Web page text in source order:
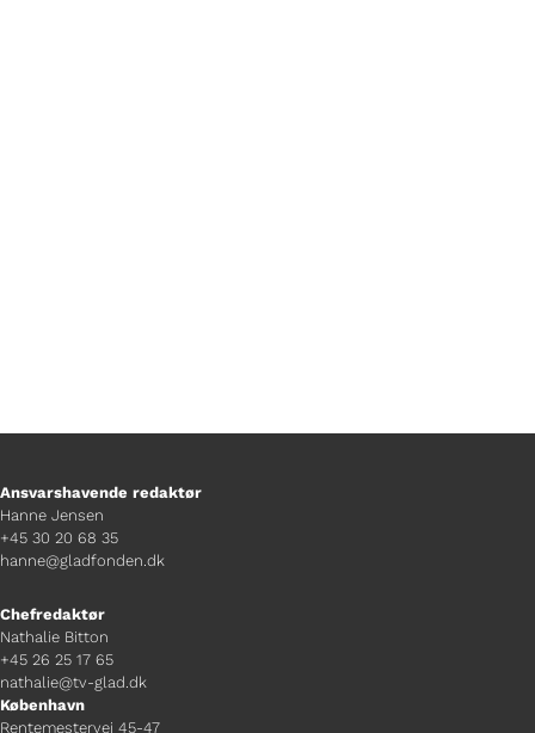
Ansvarshavende redaktør
Hanne Jensen
+45 30 20 68 35
hanne@gladfonden.dk
Chefredaktør
Nathalie Bitton
+45 26 25 17 65
nathalie@tv-glad.dk
København
Rentemestervej 45-47